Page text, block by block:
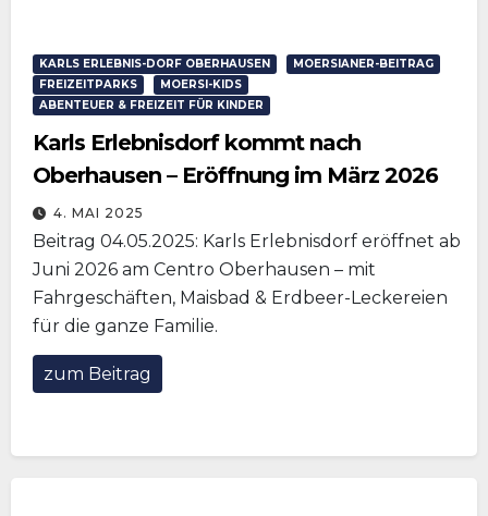
KARLS ERLEBNIS-DORF OBERHAUSEN
MOERSIANER-BEITRAG
FREIZEITPARKS
MOERSI-KIDS
ABENTEUER & FREIZEIT FÜR KINDER
Karls Erlebnisdorf kommt nach
Oberhausen – Eröffnung im März 2026
4. MAI 2025
Beitrag 04.05.2025: Karls Erlebnisdorf eröffnet ab
Juni 2026 am Centro Oberhausen – mit
Fahrgeschäften, Maisbad & Erdbeer-Leckereien
für die ganze Familie.
zum Beitrag